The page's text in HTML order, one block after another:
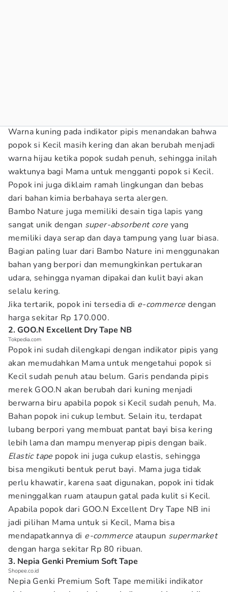
Warna kuning pada indikator pipis menandakan bahwa
popok si Kecil masih kering dan akan berubah menjadi
warna hijau ketika popok sudah penuh, sehingga inilah
waktunya bagi Mama untuk mengganti popok si Kecil.
Popok ini juga diklaim ramah lingkungan dan bebas
dari bahan kimia berbahaya serta alergen.
Bambo Nature juga memiliki desain tiga lapis yang
sangat unik dengan super-absorbent core yang
memiliki daya serap dan daya tampung yang luar biasa.
Bagian paling luar dari Bambo Nature ini menggunakan
bahan yang berpori dan memungkinkan pertukaran
udara, sehingga nyaman dipakai dan kulit bayi akan
selalu kering.
Jika tertarik, popok ini tersedia di e-commerce dengan
harga sekitar Rp 170.000.
2. GOO.N Excellent Dry Tape NB
Tokpedia.com
Popok ini sudah dilengkapi dengan indikator pipis yang
akan memudahkan Mama untuk mengetahui popok si
Kecil sudah penuh atau belum. Garis pendanda pipis
merek GOO.N akan berubah dari kuning menjadi
berwarna biru apabila popok si Kecil sudah penuh, Ma.
Bahan popok ini cukup lembut. Selain itu, terdapat
lubang berpori yang membuat pantat bayi bisa kering
lebih lama dan mampu menyerap pipis dengan baik.
Elastic tape popok ini juga cukup elastis, sehingga
bisa mengikuti bentuk perut bayi. Mama juga tidak
perlu khawatir, karena saat digunakan, popok ini tidak
meninggalkan ruam ataupun gatal pada kulit si Kecil.
Apabila popok dari GOO.N Excellent Dry Tape NB ini
jadi pilihan Mama untuk si Kecil, Mama bisa
mendapatkannya di e-commerce ataupun supermarket
dengan harga sekitar Rp 80 ribuan.
3. Nepia Genki Premium Soft Tape
Shopee.co.id
Nepia Genki Premium Soft Tape memiliki indikator